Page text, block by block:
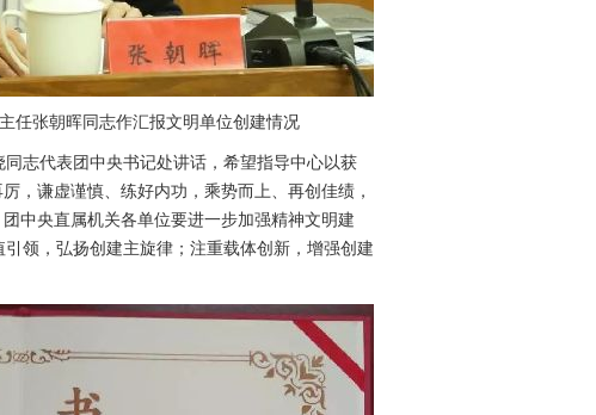
张朝晖同志作汇报文明单位创建情况
代表团中央书记处讲话，希望指导中心以获
，谦虚谨慎、练好内功，乘势而上、再创佳绩，
中央直属机关各单位要进一步加强精神文明建
领，弘扬创建主旋律；注重载体创新，增强创建